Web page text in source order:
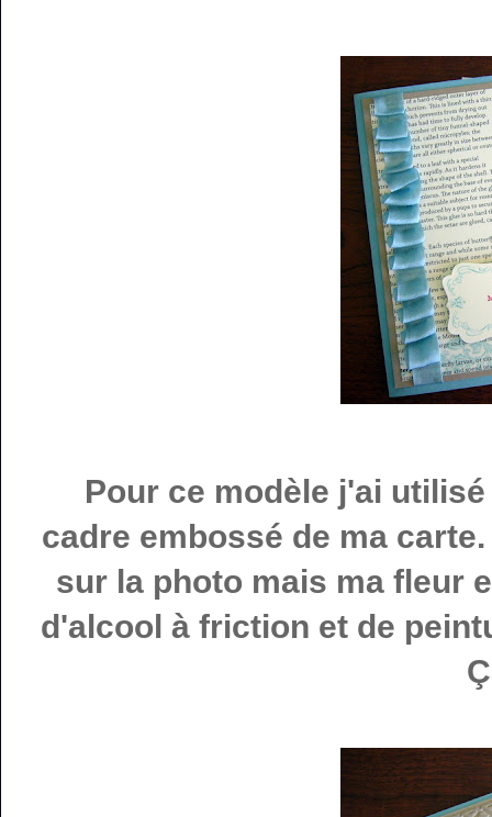
Pour ce modèle j'ai
cadre embossé de ma
sur la photo mais ma fleur
d'alcool à friction et de